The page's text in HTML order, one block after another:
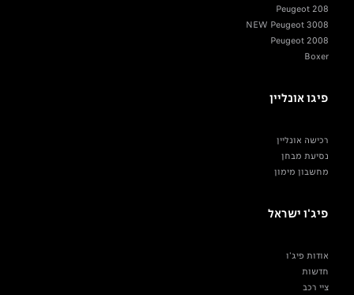
Peugeot 208
NEW Peugeot 3008
Peugeot 2008
Boxer
פיגו אונליין
רכישה אונליין
נסיעת מבחן
מחשבון מימון
פיג'ו ישראל
אודות פיג'ו
חדשות
ציי רכב